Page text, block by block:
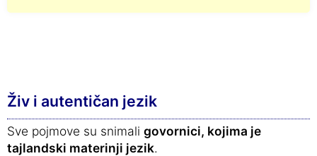
Živ i autentičan jezik
Sve pojmove su snimali govornici, kojima je
tajlandski materinji jezik.